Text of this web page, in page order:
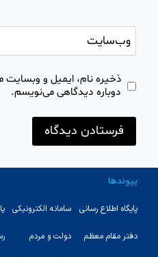
وب‌سایت
ذخیره نام، ایمیل و وبسایت
دوباره دیدگاهی می‌نویسم.
پیوندها
پایگاه اطلاع رسانی
دفتر مقام معظم
سامانه الکترونیکی
دولت و مردم